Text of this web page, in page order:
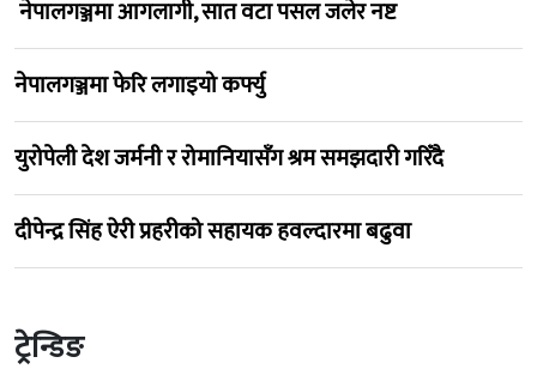
नेपालगञ्जमा आगलागी, सात वटा पसल जलेर नष्ट
नेपालगञ्जमा फेरि लगाइयो कर्फ्यु
युरोपेली देश जर्मनी र रोमानियासँग श्रम समझदारी गरिँदै
दीपेन्द्र सिंह ऐरी प्रहरीको सहायक हवल्दारमा बढुवा
ट्रेन्डिङ